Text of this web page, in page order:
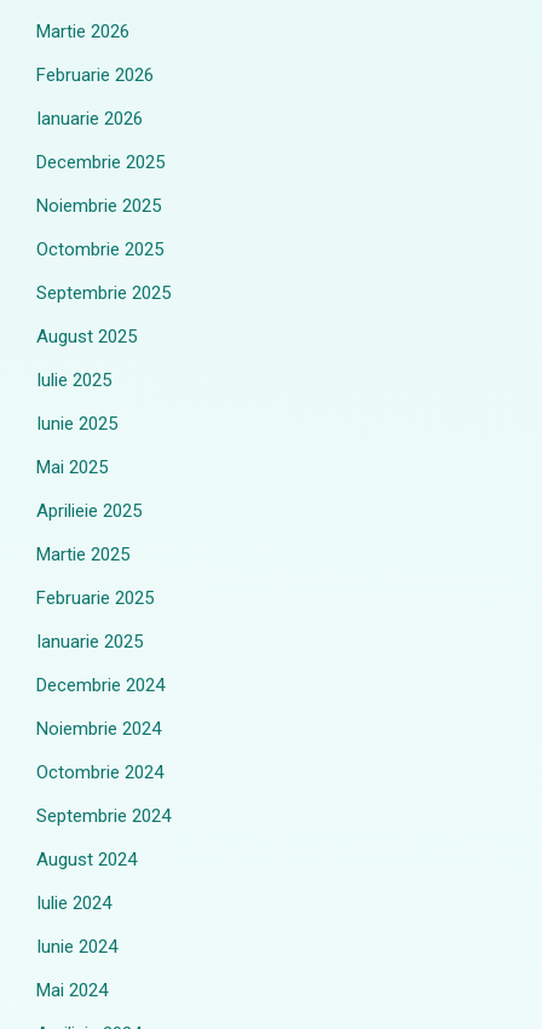
Martie 2026
Februarie 2026
Ianuarie 2026
Decembrie 2025
Noiembrie 2025
Octombrie 2025
Septembrie 2025
August 2025
Iulie 2025
Iunie 2025
Mai 2025
Aprilieie 2025
Martie 2025
Februarie 2025
Ianuarie 2025
Decembrie 2024
Noiembrie 2024
Octombrie 2024
Septembrie 2024
August 2024
Iulie 2024
Iunie 2024
Mai 2024